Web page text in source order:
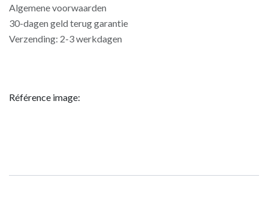
Algemene voorwaarden
30-dagen geld terug garantie
Verzending: 2-3 werkdagen
Référence image: